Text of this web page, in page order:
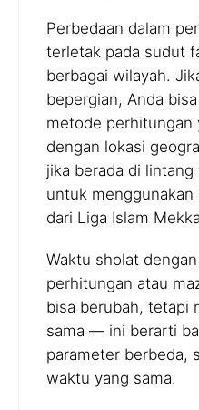
Perbedaan dalam
terletak pada sudut
berbagai wilayah.
bepergian, Anda
metode perhitungan
dengan lokasi
jika berada di
untuk
dari Liga Islam
Waktu sholat
perhitungan atau
bisa berubah, tetapi
sama — ini berarti
parameter berbeda,
waktu yang sama.